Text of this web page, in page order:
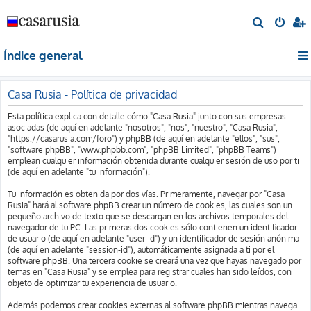
u
r
Índice general
Casa Rusia - Política de privacidad
Esta política explica con detalle cómo "Casa Rusia" junto con sus empresas
asociadas (de aquí en adelante "nosotros", "nos", "nuestro", "Casa Rusia",
"https://casarusia.com/foro") y phpBB (de aquí en adelante "ellos", "sus",
"software phpBB", "www.phpbb.com", "phpBB Limited", "phpBB Teams")
emplean cualquier información obtenida durante cualquier sesión de uso por ti
(de aquí en adelante "tu información").
Tu información es obtenida por dos vías. Primeramente, navegar por "Casa
Rusia" hará al software phpBB crear un número de cookies, las cuales son un
pequeño archivo de texto que se descargan en los archivos temporales del
navegador de tu PC. Las primeras dos cookies sólo contienen un identificador
de usuario (de aquí en adelante "user-id") y un identificador de sesión anónima
(de aquí en adelante "session-id"), automáticamente asignada a ti por el
software phpBB. Una tercera cookie se creará una vez que hayas navegado por
temas en "Casa Rusia" y se emplea para registrar cuales han sido leídos, con
objeto de optimizar tu experiencia de usuario.
Además podemos crear cookies externas al software phpBB mientras navega